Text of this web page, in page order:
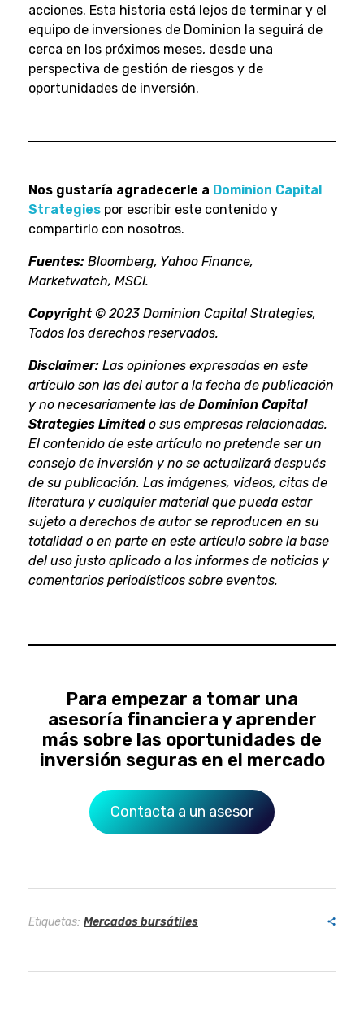
acciones. Esta historia está lejos de terminar y el
equipo de inversiones de Dominion la seguirá de
cerca en los próximos meses, desde una
perspectiva de gestión de riesgos y de
oportunidades de inversión.
Nos gustaría agradecerle a Dominion Capital
Strategies por escribir este contenido y
compartirlo con nosotros.
Fuentes: Bloomberg, Yahoo Finance,
Marketwatch, MSCI.
Copyright© 2023 Dominion Capital Strategies,
Todos los derechos reservados.
Disclaimer: Las opiniones expresadas en este
artículo son las del autor a la fecha de publicación
y no necesariamente las de Dominion Capital
Strategies Limitedo sus empresas relacionadas.
El contenido de este artículo no pretende ser un
consejo de inversión y no se actualizará después
de su publicación. Las imágenes, videos, citas de
literatura y cualquier material que pueda estar
sujeto a derechos de autor se reproducen en su
totalidad o en parte en este artículo sobre la base
del uso justo aplicado a los informes de noticias y
comentarios periodísticos sobre eventos.
Para empezar a tomar una
asesoría financiera y aprender
más sobre las oportunidades de
inversión seguras en el mercado
Contacta a un asesor
Etiquetas: Mercados bursátiles